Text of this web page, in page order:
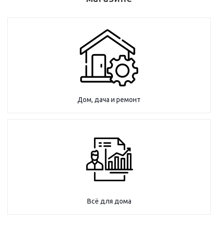
Дом, дача и ремонт
Всё для дома